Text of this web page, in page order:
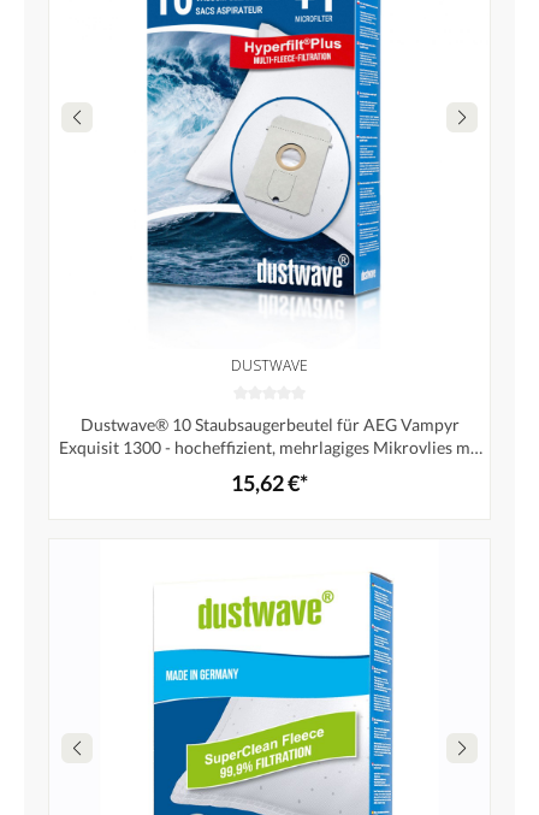
DUSTWAVE
Dustwave® 10 Staubsaugerbeutel für AEG Vampyr
Exquisit 1300 - hocheffizient, mehrlagiges Mikrovlies mit
Hygieneverschluss - Made in Germany
15,62 €*